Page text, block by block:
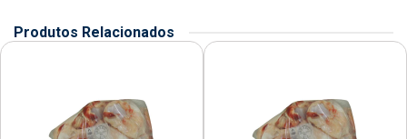
Produtos Relacionados